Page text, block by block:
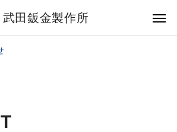
田鈑金製作所